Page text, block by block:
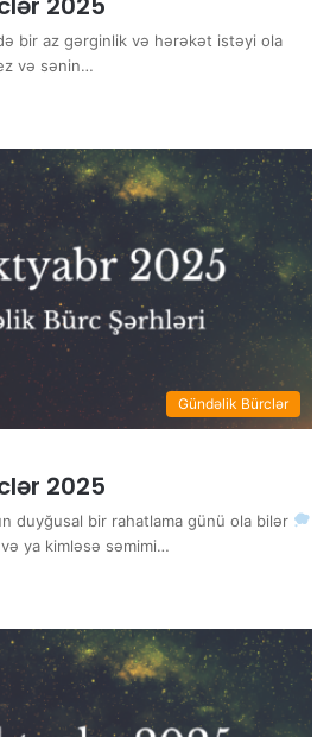
bir az gərginlik və hərəkət istəyi ola
və sənin…
Gündəlik Bürclər
2025
duyğusal bir rahatlama günü ola bilər
ya kimləsə səmimi…